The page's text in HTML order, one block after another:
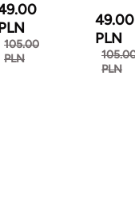
105.00
PLN
49.00
PLN
PLN